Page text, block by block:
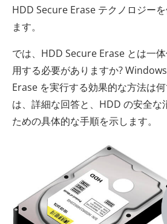
HDD Secure Erase テクノロジー
ます。
では、HDD Secure Erase とは一
用する必要がありますか?
Erase を実行する効果的な方法は
は、詳細な回答と、HDD の安全な
ための具体的な手順を示します。